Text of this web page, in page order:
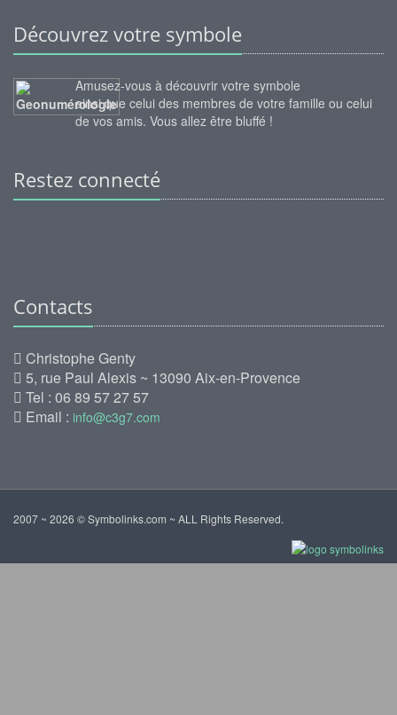
Découvrez votre symbole
Amusez-vous à découvrir votre symbole
ainsi que celui des membres de votre famille ou celui
de vos amis. Vous allez être bluffé !
Restez connecté
Contacts
Christophe Genty
5, rue Paul Alexis ~ 13090 Aix-en-Provence
Tel : 06 89 57 27 57
Email : info@c3g7.com
2007 ~ 2026 © Symbolinks.com ~ ALL Rights Reserved.